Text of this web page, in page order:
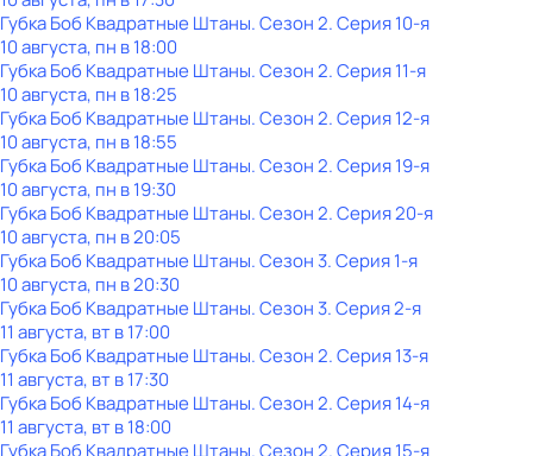
Губка Боб Квадратные Штаны. Сезон 2. Серия 10-я
10 августа, пн в 18:00
Губка Боб Квадратные Штаны. Сезон 2. Серия 11-я
10 августа, пн в 18:25
Губка Боб Квадратные Штаны. Сезон 2. Серия 12-я
10 августа, пн в 18:55
Губка Боб Квадратные Штаны. Сезон 2. Серия 19-я
10 августа, пн в 19:30
Губка Боб Квадратные Штаны. Сезон 2. Серия 20-я
10 августа, пн в 20:05
Губка Боб Квадратные Штаны. Сезон 3. Серия 1-я
10 августа, пн в 20:30
Губка Боб Квадратные Штаны. Сезон 3. Серия 2-я
11 августа, вт в 17:00
Губка Боб Квадратные Штаны. Сезон 2. Серия 13-я
11 августа, вт в 17:30
Губка Боб Квадратные Штаны. Сезон 2. Серия 14-я
11 августа, вт в 18:00
Губка Боб Квадратные Штаны. Сезон 2. Серия 15-я